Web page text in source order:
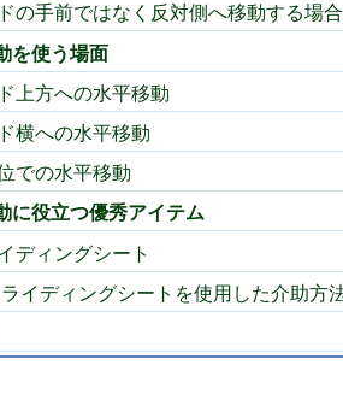
の手前ではなく反対側へ移動する場合
を使う場面
上方への水平移動
横への水平移動
での水平移動
に役立つ優秀アイテム
ディングシート
イディングシートを使用した介助方